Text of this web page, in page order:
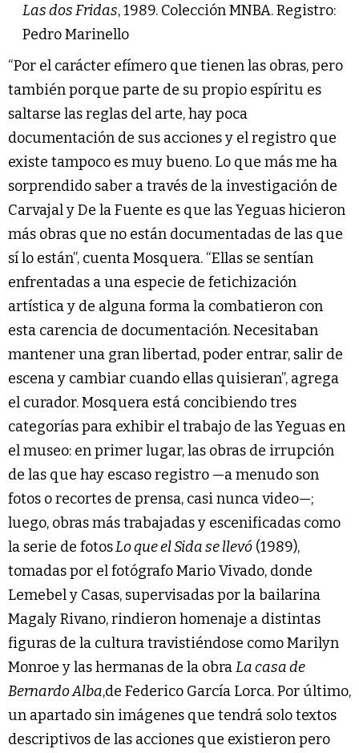
Las dos Fridas, 1989. Colección MNBA. Registro:
Pedro Marinello
“Por el carácter efímero que tienen las obras, pero
también porque parte de su propio espíritu es
saltarse las reglas del arte, hay poca
documentación de sus acciones y el registro que
existe tampoco es muy bueno. Lo que más me ha
sorprendido saber a través de la investigación de
Carvajal y De la Fuente es que las Yeguas hicieron
más obras que no están documentadas de las que
sí lo están”, cuenta Mosquera. “Ellas se sentían
enfrentadas a una especie de fetichización
artística y de alguna forma la combatieron con
esta carencia de documentación. Necesitaban
mantener una gran libertad, poder entrar, salir de
escena y cambiar cuando ellas quisieran”, agrega
el curador. Mosquera está concibiendo tres
categorías para exhibir el trabajo de las Yeguas en
el museo: en primer lugar, las obras de irrupción
de las que hay escaso registro —a menudo son
fotos o recortes de prensa, casi nunca video—;
luego, obras más trabajadas y escenificadas como
la serie de fotosLo que el Sida se llevó (1989),
tomadas por el fotógrafo Mario Vivado, donde
Lemebel y Casas, supervisadas por la bailarina
Magaly Rivano, rindieron homenaje a distintas
figuras de la cultura travistiéndose como Marilyn
Monroe y las hermanas de la obraLa casa de
Bernardo Alba,de Federico García Lorca. Por último,
un apartado sin imágenes que tendrá solo textos
descriptivos de las acciones que existieron pero